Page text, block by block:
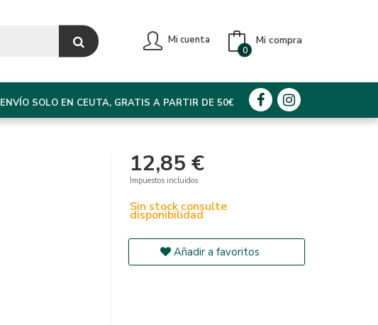
Mi cuenta Mi compra
0
ENVÍO SOLO EN CEUTA, GRATIS A PARTIR DE 50€
12,85 €
Impuestos incluidos
Sin stock consulte
disponibilidad
Añadir a favoritos